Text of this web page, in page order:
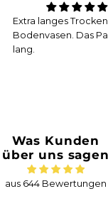
Extra langes
Bodenvasen. Das
lang.
Was Kunden
über uns sagen
aus 644 Bewertungen
Wunderschönes
Pampasgras
Das Pampasgras hat alle